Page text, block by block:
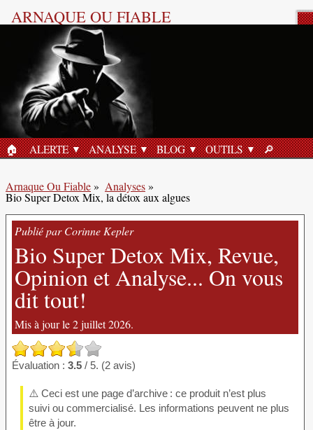
ARNAQUE OU FIABLE
ACCUEIL
🏠︎ ALERTE ANALYSE BLOG OUTILS 🔎︎
Arnaque Ou Fiable» Analyses»
Bio Super Detox Mix, la détox aux algues
Publié par Corinne Kepler
Bio Super Detox Mix, Revue,
Opinion et Analyse... On vous
dit tout!
Mis à jour le 2 juillet 2026.
Évaluation : 3.5 / 5. (2 avis)
⚠️ Ceci est une page d’archive : ce produit n’est plus
suivi ou commercialisé. Les informations peuvent ne plus
être à jour.